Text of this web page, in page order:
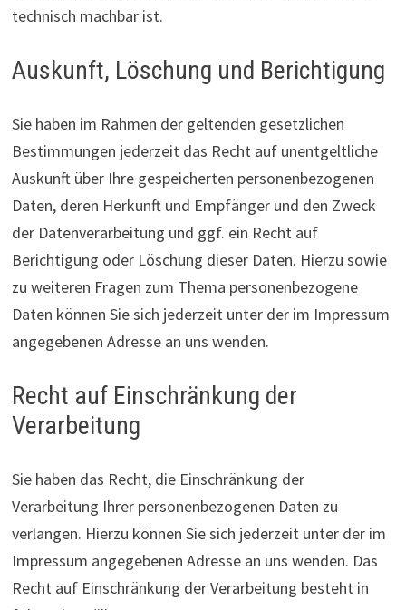
technisch machbar ist.
Auskunft, Löschung und Berichtigung
Sie haben im Rahmen der geltenden gesetzlichen
Bestimmungen jederzeit das Recht auf unentgeltliche
Auskunft über Ihre gespeicherten personenbezogenen
Daten, deren Herkunft und Empfänger und den Zweck
der Datenverarbeitung und ggf. ein Recht auf
Berichtigung oder Löschung dieser Daten. Hierzu sowie
zu weiteren Fragen zum Thema personenbezogene
Daten können Sie sich jederzeit unter der im Impressum
angegebenen Adresse an uns wenden.
Recht auf Einschränkung der
Verarbeitung
Sie haben das Recht, die Einschränkung der
Verarbeitung Ihrer personenbezogenen Daten zu
verlangen. Hierzu können Sie sich jederzeit unter der im
Impressum angegebenen Adresse an uns wenden. Das
Recht auf Einschränkung der Verarbeitung besteht in